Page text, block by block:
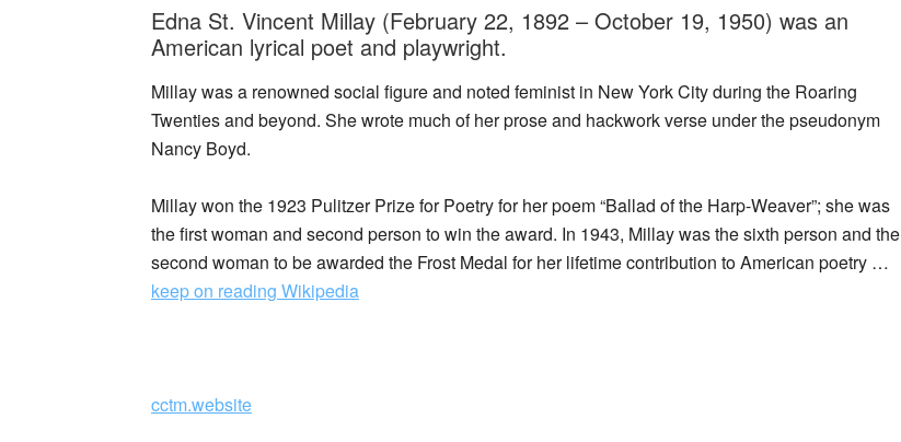
Edna St. Vincent Millay (February 22, 1892 – October 19, 1950) was an
American lyrical poet and playwright.
Millay was a renowned social figure and noted feminist in New York City during the Roaring
Twenties and beyond. She wrote much of her prose and hackwork verse under the pseudonym
Nancy Boyd.
Millay won the 1923 Pulitzer Prize for Poetry for her poem “Ballad of the Harp-Weaver”; she was
the first woman and second person to win the award. In 1943, Millay was the sixth person and the
second woman to be awarded the Frost Medal for her lifetime contribution to American poetry …
keep on reading Wikipedia
cctm.website